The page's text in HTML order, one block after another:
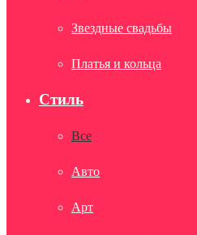
Звездные свадьбы
Платья и кольца
Стиль
Все
Авто
Арт